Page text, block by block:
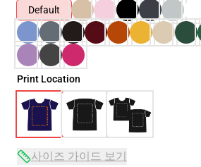
Default
Print Location
사이즈 가이드 보기